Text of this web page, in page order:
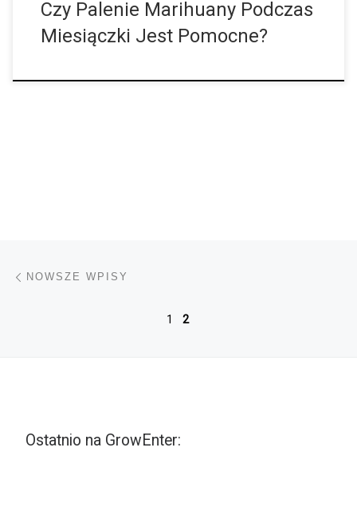
Czy Palenie Marihuany Podczas
Miesiączki Jest Pomocne?
Nawigacja po wpisach
NOWSZE WPISY
1 2
Ostatnio na GrowEnter: